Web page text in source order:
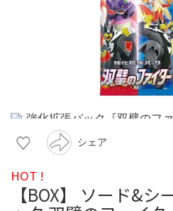
シェア
HOT !
【BOX】 ソード&